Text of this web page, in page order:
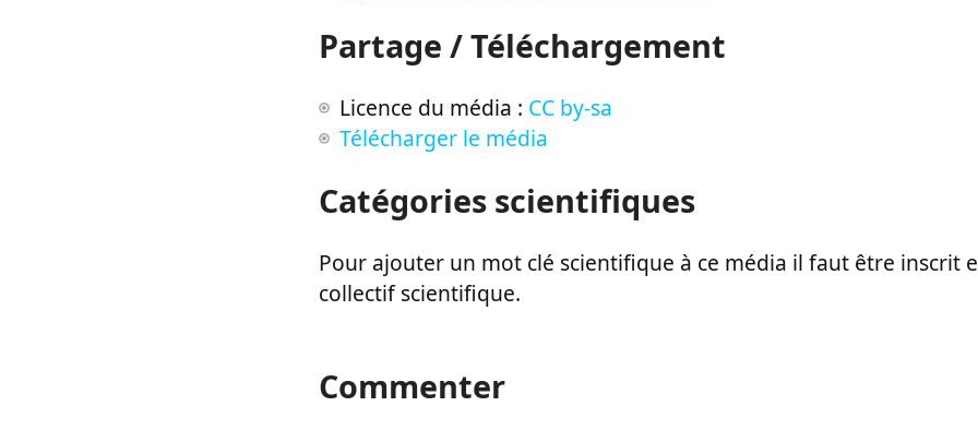
Partage / Téléchargement
Licence du média : CC by-sa
Télécharger le média
Catégories scientifiques
Pour ajouter un mot clé scientifique à ce média il faut être inscrit
collectif scientifique.
Commenter